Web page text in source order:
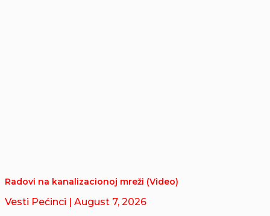
Radovi na kanalizacionoj mreži (Video)
Vesti Pećinci | August 7, 2026